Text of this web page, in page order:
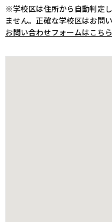
※学校区は住所から自動判定
ません。正確な学校区はお問
お問い合わせフォームはこちら